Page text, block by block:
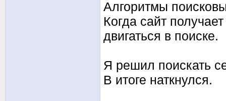
Алгоритмы
Когда сайт
двигаться в поиске.
Я решил поискать
В итоге наткнулся.